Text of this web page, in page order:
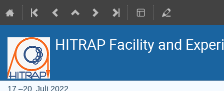
HITRAP Facility and
17.–20. Juli 2022